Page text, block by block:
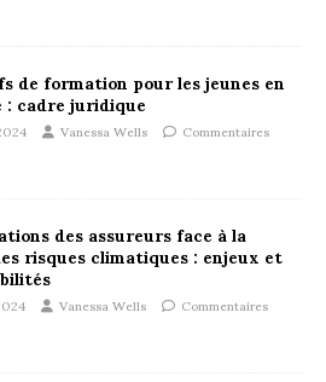
de formation pour les jeunes en
cadre juridique
Vanessa Wells Commentaires
des assureurs face à la
risques climatiques : enjeux et
Vanessa Wells Commentaires